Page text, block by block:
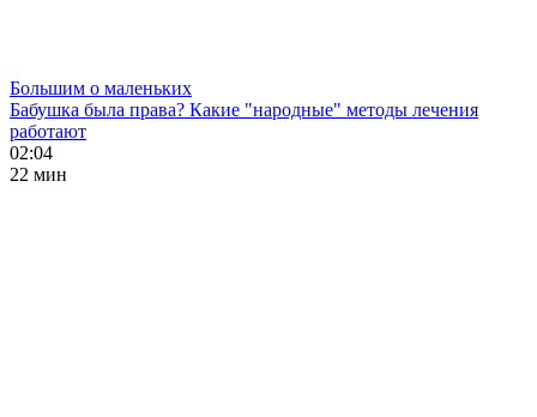
Большим о маленьких
Бабушка была права? Какие "народные" методы лечения
работают
02:04
22 мин